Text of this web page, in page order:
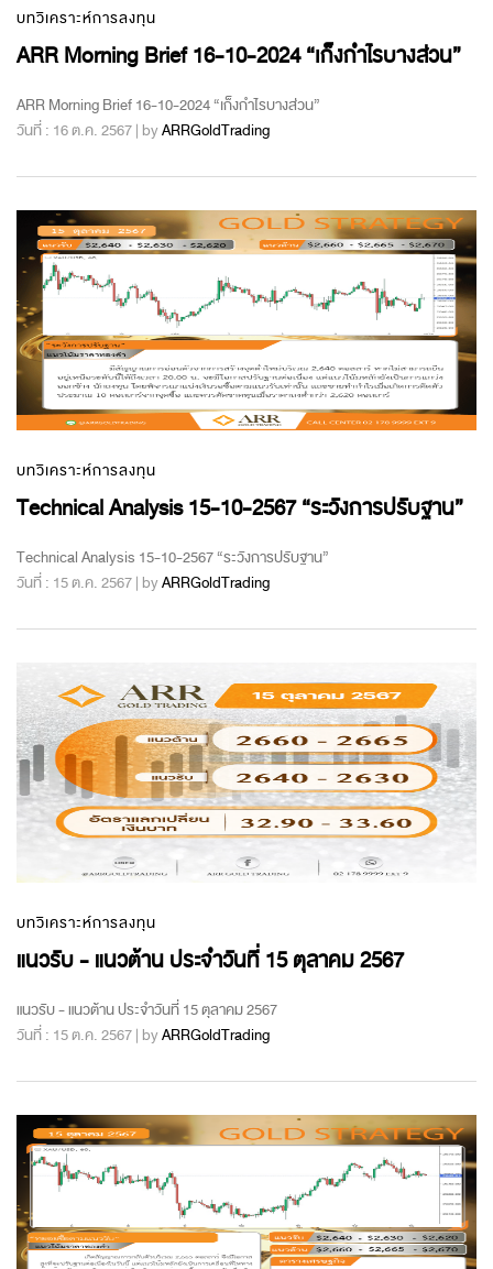
บทวิเคราะห์การลงทุน
ARR Morning Brief 16-10-2024 “เก็งกำไรบางส่วน”
ARR Morning Brief 16-10-2024 “เก็งกำไรบางส่วน”
วันที่ : 16 ต.ค. 2567 | byARRGoldTrading
บทวิเคราะห์การลงทุน
Technical Analysis 15-10-2567 “ระวังการปรับฐาน”
Technical Analysis 15-10-2567 “ระวังการปรับฐาน”
วันที่ : 15 ต.ค. 2567 | byARRGoldTrading
บทวิเคราะห์การลงทุน
แนวรับ - แนวต้าน ประจำวันที่ 15 ตุลาคม 2567
แนวรับ - แนวต้าน ประจำวันที่ 15 ตุลาคม 2567
วันที่ : 15 ต.ค. 2567 | byARRGoldTrading